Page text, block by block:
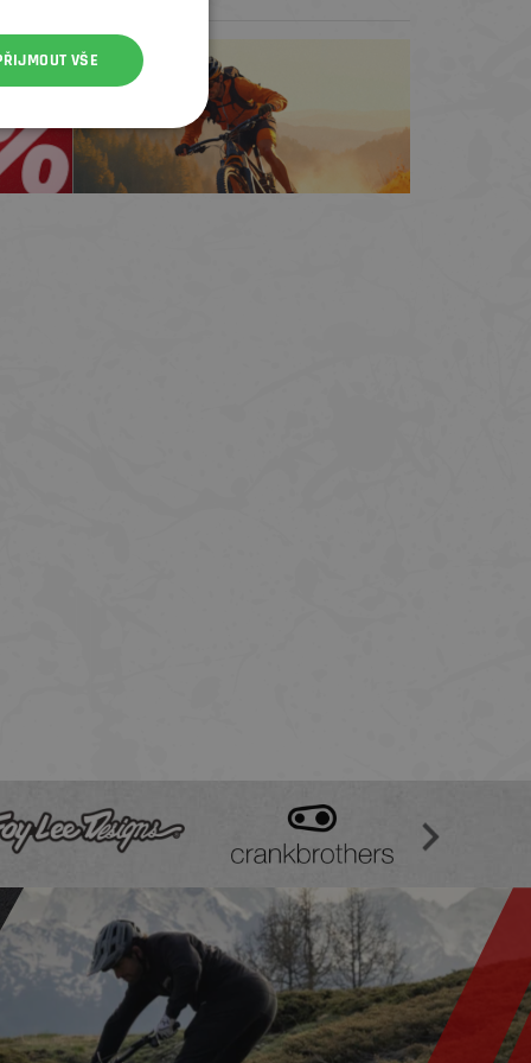
Test centrum
TREK zdarma
VŠE